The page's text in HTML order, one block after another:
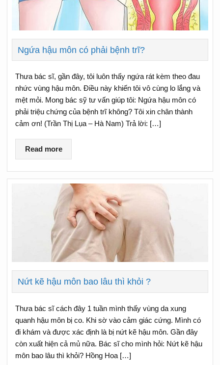
Ngứa hậu môn có phải bệnh trĩ?
Thưa bác sĩ, gần đây, tôi luôn thấy ngứa rát kèm theo đau
nhức vùng hậu môn. Điều này khiến tôi vô cùng lo lắng và
mệt mỏi. Mong bác sỹ tư vấn giúp tôi: Ngứa hậu môn có
phải triệu chứng của bệnh trĩ không? Tôi xin chân thành
cảm ơn! (Trần Thị Lụa – Hà Nam) Trả lời: […]
Read more
Nứt kẽ hậu môn bao lâu thì khỏi ?
Thưa bác sĩ cách đây 1 tuần mình thấy vùng da xung
quanh hậu môn bị co. Khi sờ vào cảm giác cứng. Mình có
đi khám và được xác định là bị nứt kẽ hậu môn. Gần đây
còn xuất hiện cả mủ nữa. Bác sĩ cho mình hỏi: Nứt kẽ hậu
môn bao lâu thì khỏi? Hồng Hoa […]